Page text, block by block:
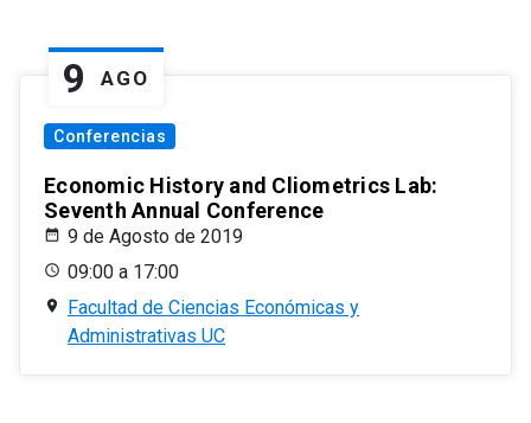
9 AGO
Conferencias
Economic History and Cliometrics Lab:
Seventh Annual Conference
9 de Agosto de 2019
09:00 a 17:00
Facultad de Ciencias Económicas y
Administrativas UC